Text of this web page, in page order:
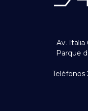
Av. Italia
Parque
Teléfonos